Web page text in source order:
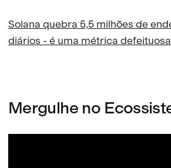
Solana quebra 5,5 milhões de
diários - é uma métrica
Mergulhe no